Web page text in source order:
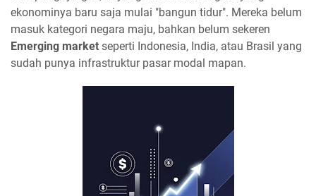
ekonominya baru saja mulai "bangun tidur". Mereka belum
masuk kategori negara maju, bahkan belum sekeren
Emerging market seperti Indonesia, India, atau Brasil yang
sudah punya infrastruktur pasar modal mapan.